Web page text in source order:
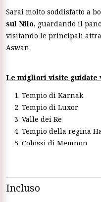
Sarai molto soddisfatto a
sul Nilo, guardando il
visitando le principali
Aswan
Le migliori visite guidate
Tempio di Karnak
Tempio di Luxor
Valle dei Re
Tempio della regina
Colossi di Memnon
visitare l'alta diga
Tempio di Philae
Incluso